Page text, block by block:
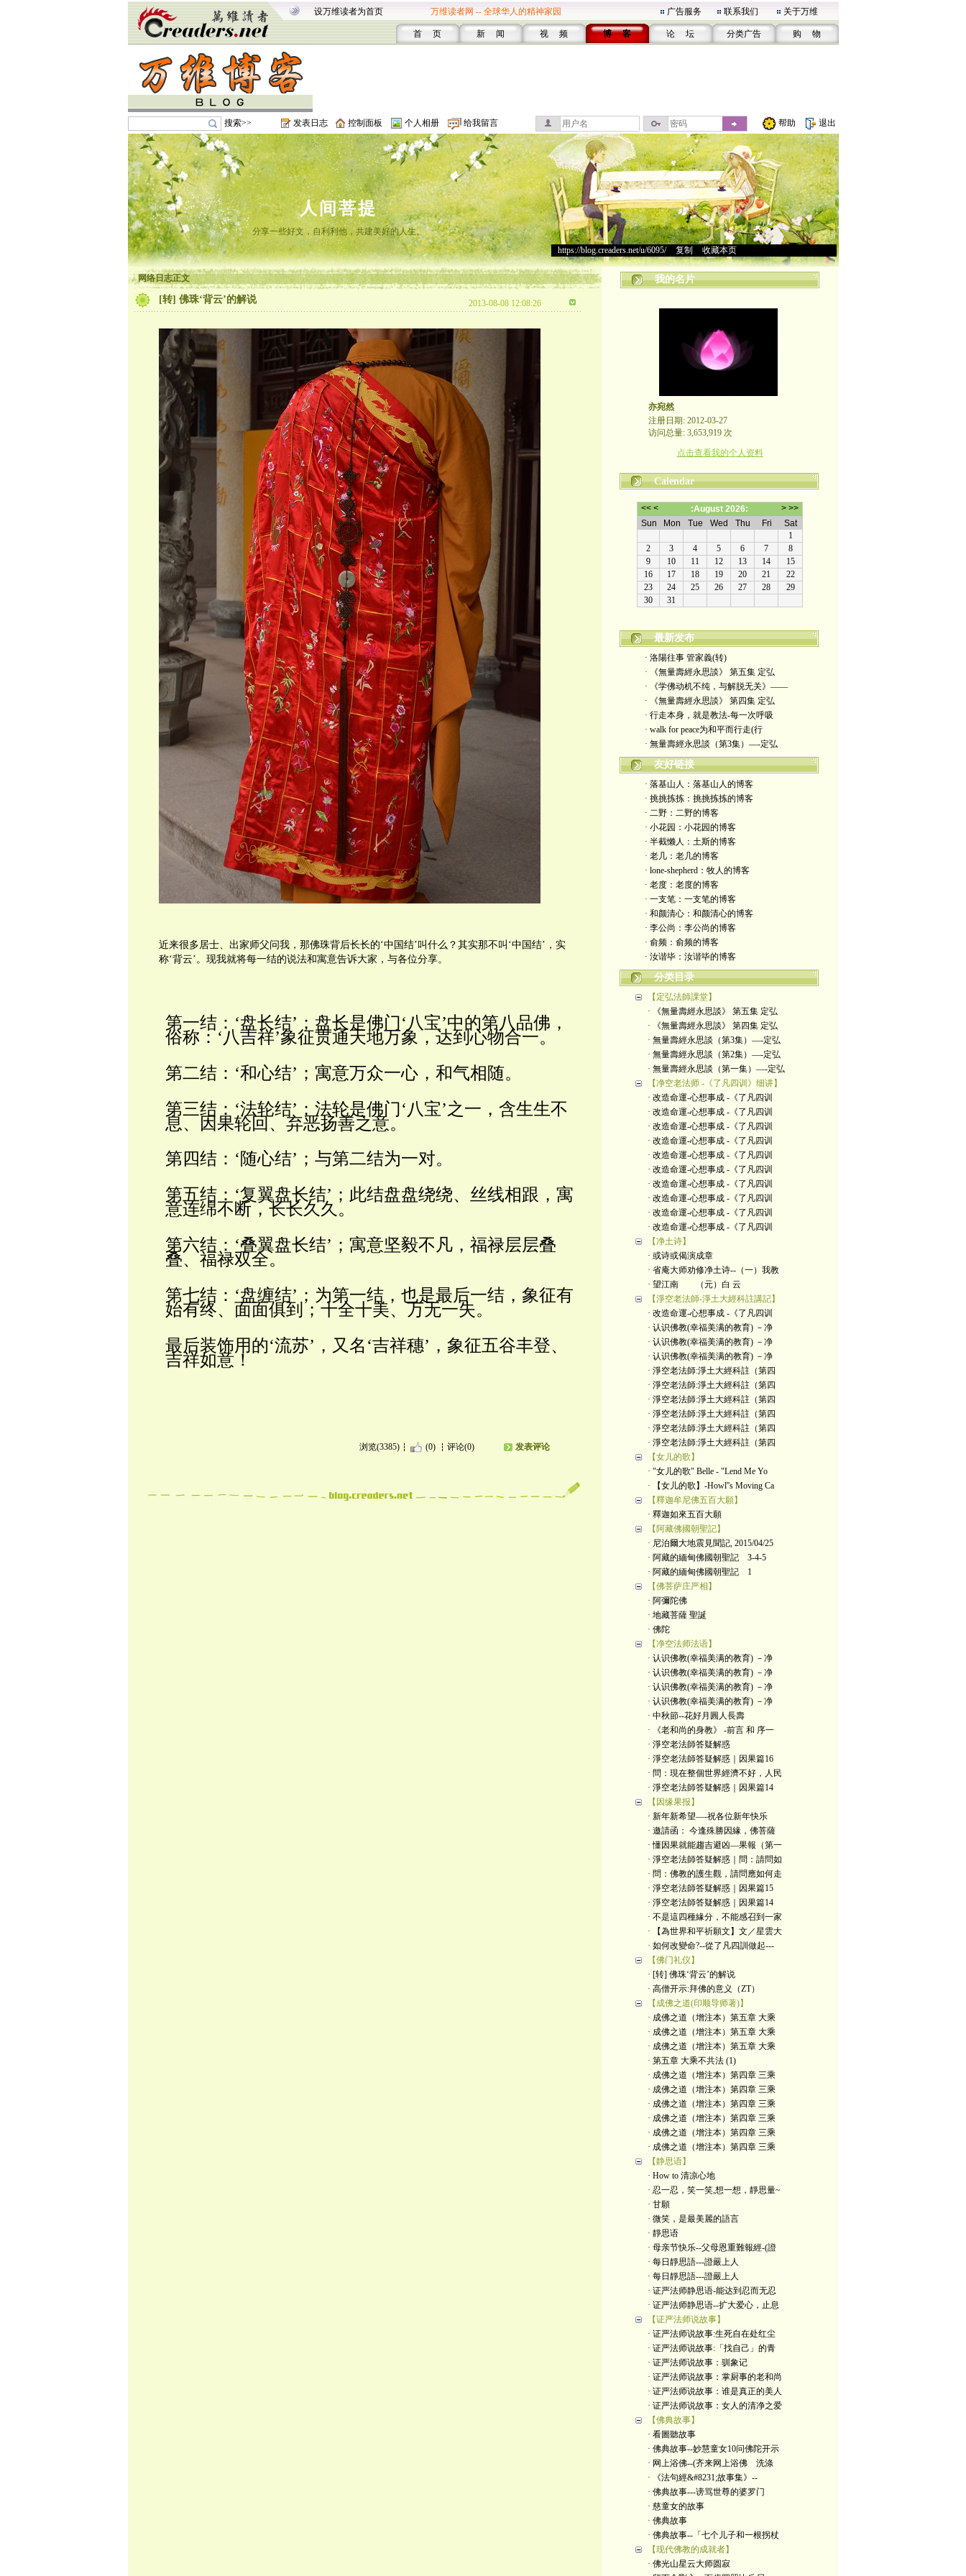
设万维读者为首页 万维读者网 -- 全球华人的精神家园 广告服务 联系我们 关于万维
首 页 新 闻 视 频 博 客 论 坛 分类广告 购 物
搜索>> 发表日志 控制面板 个人相册 给我留言 帮助 退出
人间菩提
分享一些好文，自利利他，共建美好的人生。
https://blog.creaders.net/u/6095/> 复制 收藏本页
网络日志正文
[转] 佛珠‘背云’的解说 2013-08-08 12:08:26
近来很多居士、出家师父问我，那佛珠背后长长的‘中国结’叫什么？其实那不叫‘中国结’，实
称‘背云’。现我就将每一结的说法和寓意告诉大家，与各位分享。
第一结：‘盘长结’；盘长是佛门‘八宝’中的第八品佛，
俗称：‘八吉祥’象征贯通天地万象，达到心物合一。
第二结：‘和心结’；寓意万众一心，和气相随。
第三结：‘法轮结’；法轮是佛门‘八宝’之一，含生生不
息、因果轮回、弃恶扬善之意。
第四结：‘随心结’；与第二结为一对。
第五结：‘复翼盘长结’；此结盘盘绕绕、丝线相跟，寓
意连绵不断，长长久久。
第六结：‘叠翼盘长结’；寓意坚毅不凡，福禄层层叠
叠、福禄双全。
第七结：‘盘缠结’；为第一结，也是最后一结，象征有
始有终、面面俱到；十全十美、万无一失。
最后装饰用的‘流苏’，又名‘吉祥穗’，象征五谷丰登、
吉祥如意！
浏览(3385) (0) 评论(0) 发表评论
我的名片
亦宛然
注册日期: 2012-03-27
访问总量: 3,653,919 次
点击查看我的个人资料
Calendar
最新发布
· 洛陽往事 管家義(转)
· 《無量壽經永思談》 第五集 定弘
· 《学佛动机不纯，与解脱无关》——
· 《無量壽經永思談》 第四集 定弘
· 行走本身，就是教法-每一次呼吸
· walk for peace为和平而行走(行
· 無量壽經永思談（第3集）—-定弘
友好链接
· 落基山人：落基山人的博客
· 挑挑拣拣：挑挑拣拣的博客
· 二野：二野的博客
· 小花园：小花园的博客
· 半截懒人：土斯的博客
· 老几：老几的博客
· lone-shepherd：牧人的博客
· 老度：老度的博客
· 一支笔：一支笔的博客
· 和颜清心：和颜清心的博客
· 李公尚：李公尚的博客
· 俞频：俞频的博客
· 汝谐毕：汝谐毕的博客
分类目录
【定弘法師課堂】
· 《無量壽經永思談》 第五集 定弘
· 《無量壽經永思談》 第四集 定弘
· 無量壽經永思談（第3集）—-定弘
· 無量壽經永思談（第2集）—-定弘
· 無量壽經永思談（第一集）—-定弘
【净空老法师 -《了凡四训》细讲】
· 改造命運-心想事成 -《了凡四训
· 改造命運-心想事成 -《了凡四训
· 改造命運-心想事成 -《了凡四训
· 改造命運-心想事成 -《了凡四训
· 改造命運-心想事成 -《了凡四训
· 改造命運-心想事成 -《了凡四训
· 改造命運-心想事成 -《了凡四训
· 改造命運-心想事成 -《了凡四训
· 改造命運-心想事成 -《了凡四训
· 改造命運-心想事成 -《了凡四训
【净土诗】
· 或诗或偈演成章
· 省庵大师劝修净土诗--（一）我教
· 望江南 （元）白 云
【淨空老法師-淨土大經科註講記】
· 改造命運-心想事成 -《了凡四训
· 认识佛教(幸福美满的教育) －净
· 认识佛教(幸福美满的教育) －净
· 认识佛教(幸福美满的教育) －净
· 淨空老法師:淨土大經科註（第四
· 淨空老法師:淨土大經科註（第四
· 淨空老法師:淨土大經科註（第四
· 淨空老法師:淨土大經科註（第四
· 淨空老法師:淨土大經科註（第四
· 淨空老法師:淨土大經科註（第四
【女儿的歌】
· "女儿的歌" Belle - "Lend Me Yo
· 【女儿的歌】-Howl''s Moving Ca
【釋迦牟尼佛五百大願】
· 釋迦如來五百大願
【阿藏佛國朝聖記】
· 尼泊爾大地震見聞記, 2015/04/25
· 阿藏的緬甸佛國朝聖記 3-4-5
· 阿藏的緬甸佛國朝聖記 1
【佛菩萨庄严相】
· 阿彌陀佛
· 地藏菩薩 聖誕
· 佛陀
【净空法师法语】
· 认识佛教(幸福美满的教育) －净
· 认识佛教(幸福美满的教育) －净
· 认识佛教(幸福美满的教育) －净
· 认识佛教(幸福美满的教育) －净
· 中秋節--花好月圓人長壽
· 《老和尚的身教》 -前言 和 序一
· 淨空老法師答疑解惑
· 淨空老法師答疑解惑｜因果篇16
· 問：現在整個世界經濟不好，人民
· 淨空老法師答疑解惑｜因果篇14
【因缘果报】
· 新年新希望—-祝各位新年快乐
· 邀請函： 今逢殊勝因緣，佛菩薩
· 懂因果就能趨吉避凶—果報（第一
· 淨空老法師答疑解惑｜問：請問如
· 問：佛教的護生觀，請問應如何走
· 淨空老法師答疑解惑｜因果篇15
· 淨空老法師答疑解惑｜因果篇14
· 不是這四種緣分，不能感召到一家
· 【為世界和平祈願文】文／星雲大
· 如何改變命?--從了凡四訓做起---
【佛门礼仪】
· [转] 佛珠‘背云’的解说
· 高僧开示:拜佛的意义（ZT）
【成佛之道(印顺导师著)】
· 成佛之道（增注本）第五章 大乘
· 成佛之道（增注本）第五章 大乘
· 成佛之道（增注本）第五章 大乘
· 第五章 大乘不共法 (1)
· 成佛之道（增注本）第四章 三乘
· 成佛之道（增注本）第四章 三乘
· 成佛之道（增注本）第四章 三乘
· 成佛之道（增注本）第四章 三乘
· 成佛之道（增注本）第四章 三乘
· 成佛之道（增注本）第四章 三乘
【静思语】
· How to 清凉心地
· 忍一忍，笑一笑,想一想，靜思量~
· 甘願
· 微笑，是最美麗的語言
· 靜思语
· 母亲节快乐--父母恩重難報經-(證
· 每日靜思語---證嚴上人
· 每日靜思語---證嚴上人
· 证严法师静思语-能达到忍而无忍
· 证严法师静思语--扩大爱心，止息
【证严法师说故事】
· 证严法师说故事:生死自在处红尘
· 证严法师说故事:「找自己」的青
· 证严法师说故事：驯象记
· 证严法师说故事：掌厨事的老和尚
· 证严法师说故事：谁是真正的美人
· 证严法师说故事：女人的清净之爱
【佛典故事】
· 看圖聽故事
· 佛典故事--妙慧童女10问佛陀开示
· 网上浴佛--(齐来网上浴佛 洗涤
· 《法句經&#8231;故事集》--
· 佛典故事---谤骂世尊的婆罗门
· 慈童女的故事
· 佛典故事
· 佛典故事--「七个儿子和一根拐杖
【现代佛教的成就者】
· 佛光山星云大师圆寂